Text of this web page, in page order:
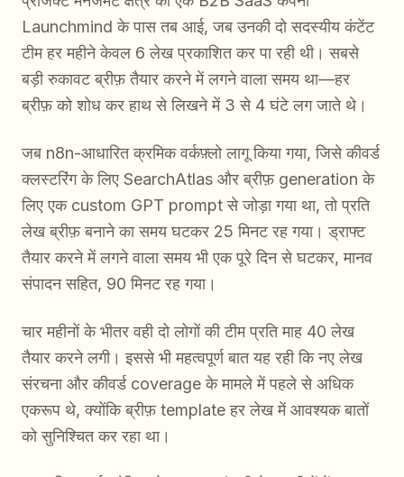
Launchmind के पास तब आई, जब उनकी दो सदस्यीय कंटेंट
टीम हर महीने केवल 6 लेख प्रकाशित कर पा रही थी। सबसे
बड़ी रुकावट ब्रीफ़ तैयार करने में लगने वाला समय था—हर
ब्रीफ़ को शोध कर हाथ से लिखने में 3 से 4 घंटे लग जाते थे।
जब n8n-आधारित क्रमिक वर्कफ़्लो लागू किया गया, जिसे कीवर्ड
क्लस्टरिंग के लिए SearchAtlas और ब्रीफ़ generation के
लिए एक custom GPT prompt से जोड़ा गया था, तो प्रति
लेख ब्रीफ़ बनाने का समय घटकर 25 मिनट रह गया। ड्राफ्ट
तैयार करने में लगने वाला समय भी एक पूरे दिन से घटकर, मानव
संपादन सहित, 90 मिनट रह गया।
चार महीनों के भीतर वही दो लोगों की टीम प्रति माह 40 लेख
तैयार करने लगी। इससे भी महत्वपूर्ण बात यह रही कि नए लेख
संरचना और कीवर्ड coverage के मामले में पहले से अधिक
एकरूप थे, क्योंकि ब्रीफ़ template हर लेख में आवश्यक बातों
को सुनिश्चित कर रहा था।